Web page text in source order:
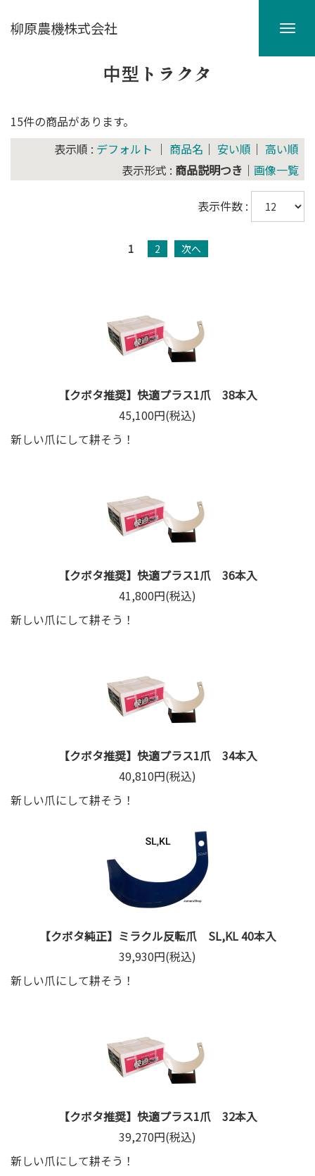
柳原農機株式会社
中型トラクタ
15件の商品があります。
表示順 : デフォルト ｜ 商品名 ｜ 安い順 ｜ 高い順
表示形式 : 商品説明つき ｜ 画像一覧
表示件数 :
1 2 次へ
【クボタ推奨】快適プラス1爪 38本入
45,100円(税込)
新しい爪にして耕そう！
【クボタ推奨】快適プラス1爪 36本入
41,800円(税込)
新しい爪にして耕そう！
【クボタ推奨】快適プラス1爪 34本入
40,810円(税込)
新しい爪にして耕そう！
【クボタ純正】ミラクル反転爪 SL,KL 40本入
39,930円(税込)
新しい爪にして耕そう！
【クボタ推奨】快適プラス1爪 32本入
39,270円(税込)
新しい爪にして耕そう！